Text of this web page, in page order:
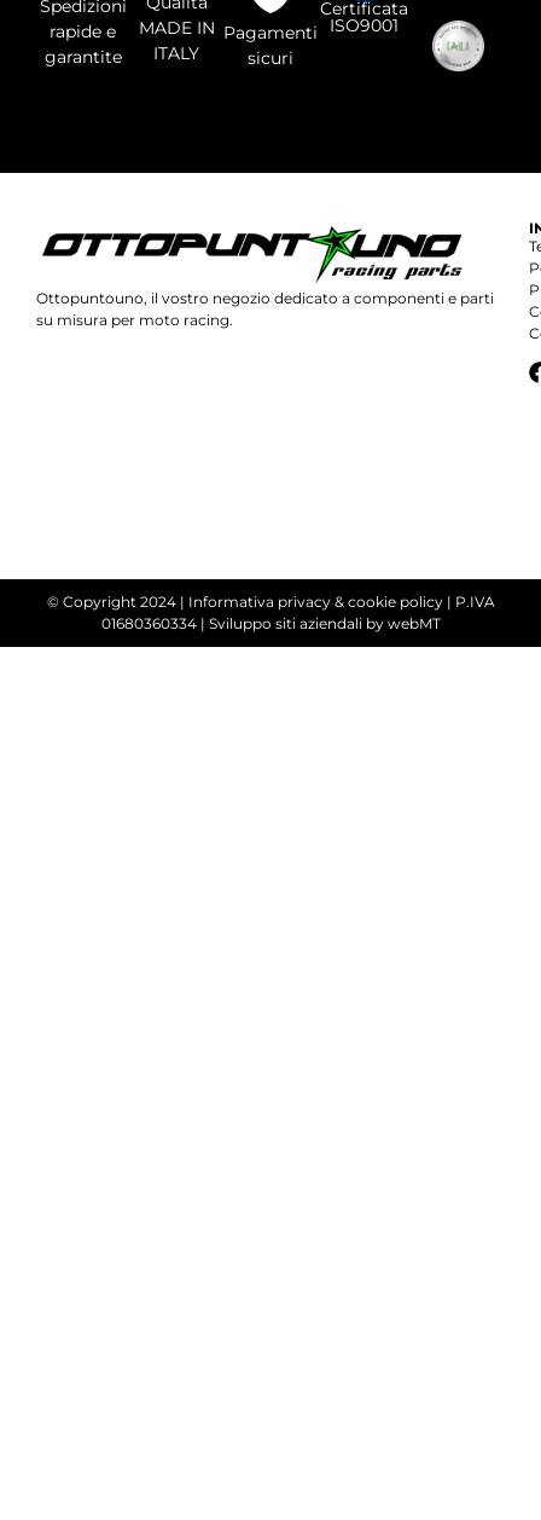
Spedizioni
rapide e
garantite
MADE IN
ITALY
Pagamenti
sicuri
Certificata
ISO9001
Ottopuntouno, il vostro negozio dedicato a componenti e parti
su misura per moto racing.
© Copyright 2024 | Informativa privacy & cookie policy| P.IVA
01680360334 | Sviluppo siti aziendaliby webMT